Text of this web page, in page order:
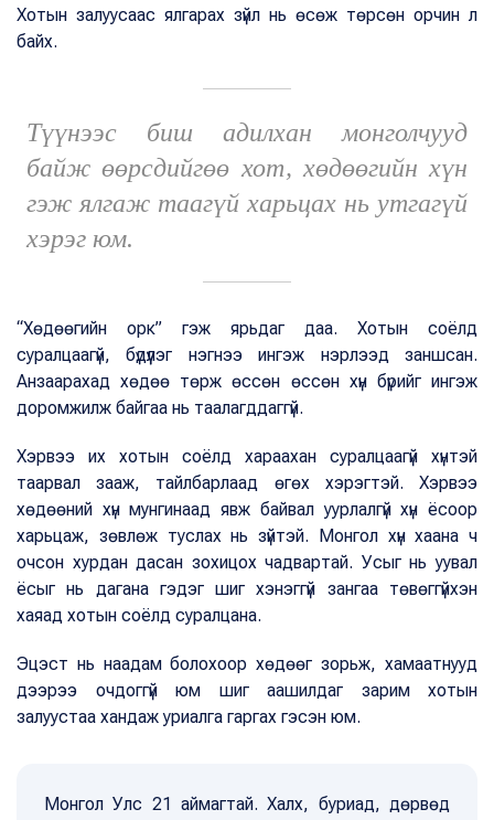
Хотын залуусаас ялгарах зүйл нь өсөж төрсөн орчин л
байх.
Түүнээс биш адилхан монголчууд
байж өөрсдийгөө хот, хөдөөгийн хүн
гэж ялгаж таагүй харьцах нь утгагүй
хэрэг юм.
“Хөдөөгийн орк” гэж ярьдаг даа. Хотын соёлд
суралцаагүй, бүдүүлэг нэгнээ ингэж нэрлээд заншсан.
Анзаарахад хөдөө төрж өссөн өссөн хүн бүрийг ингэж
доромжилж байгаа нь таалагддаггүй.
Хэрвээ их хотын соёлд хараахан суралцаагүй хүнтэй
таарвал зааж, тайлбарлаад өгөх хэрэгтэй. Хэрвээ
хөдөөний хүн мунгинаад явж байвал уурлалгүй хүн ёсоор
харьцаж, зөвлөж туслах нь зүйтэй. Монгол хүн хаана ч
очсон хурдан дасан зохицох чадвартай. Усыг нь уувал
ёсыг нь дагана гэдэг шиг хэнэггүй зангаа төвөггүйхэн
хаяад хотын соёлд суралцана.
Эцэст нь наадам болохоор хөдөөг зорьж, хамаатнууд
дээрээ очдоггүй юм шиг аашилдаг зарим хотын
залуустаа хандаж уриалга гаргах гэсэн юм.
Монгол Улс 21 аймагтай. Халх, буриад, дөрвөд